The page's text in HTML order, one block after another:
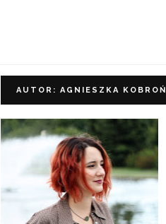
AUTOR: AGNIESZKA KOBROŃ